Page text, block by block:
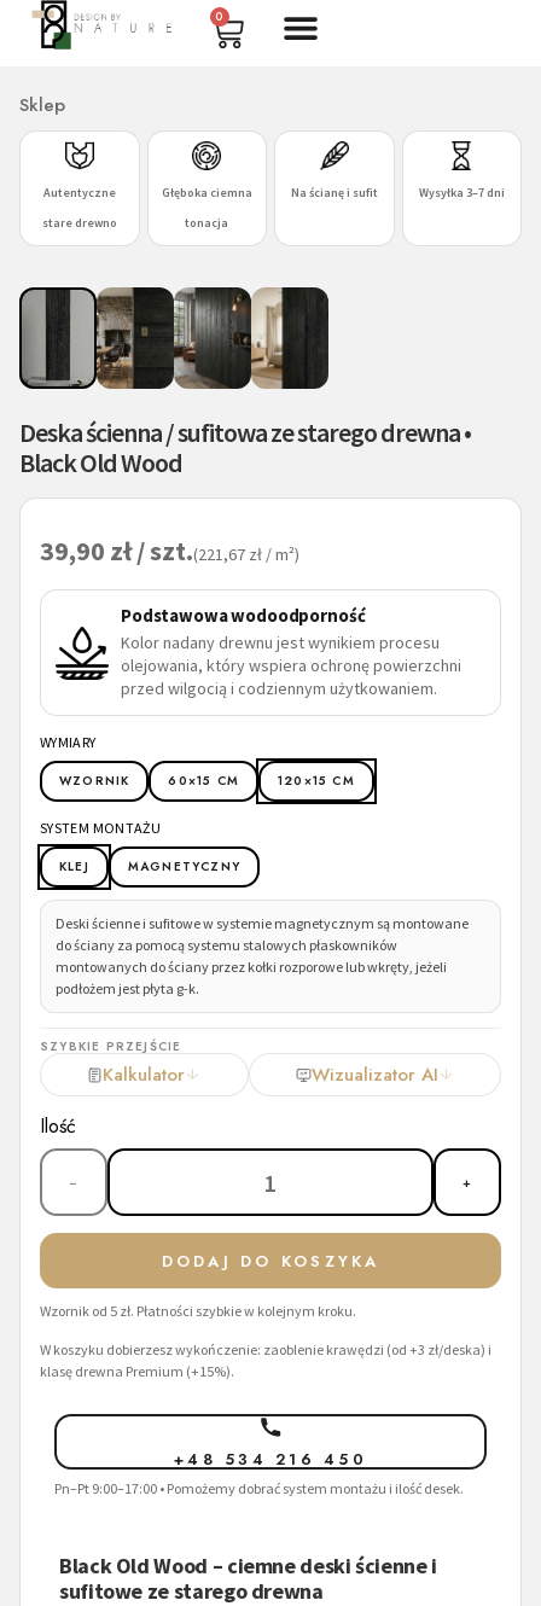
0
Sklep
Autentyczne
stare drewno
Głęboka ciemna
tonacja
Na ścianę i sufit Wysyłka 3–7 dni
Deska ścienna / sufitowa ze starego drewna •
Black Old Wood
39,90 zł / szt.(221,67 zł / m²)
Podstawowa wodoodporność
Kolor nadany drewnu jest wynikiem procesu
olejowania, który wspiera ochronę powierzchni
przed wilgocią i codziennym użytkowaniem.
WYMIARY
WZORNIK 60×15 CM 120×15 CM
SYSTEM MONTAŻU
KLEJ MAGNETYCZNY
Deski ścienne i sufitowe w systemie magnetycznym są montowane
do ściany za pomocą systemu stalowych płaskowników
montowanych do ściany przez kołki rozporowe lub wkręty, jeżeli
podłożem jest płyta g-k.
SZYBKIE PRZEJŚCIE
Kalkulator Wizualizator AI
Ilość
− 1 +
DODAJ DO KOSZYKA
Wzornik od 5 zł. Płatności szybkie w kolejnym kroku.
W koszyku dobierzesz wykończenie: zaoblenie krawędzi (od +3 zł/deska) i
klasę drewna Premium (+15%).
+48 534 216 450
Pn–Pt 9:00–17:00 • Pomożemy dobrać system montażu i ilość desek.
Black Old Wood – ciemne deski ścienne i
sufitowe ze starego drewna